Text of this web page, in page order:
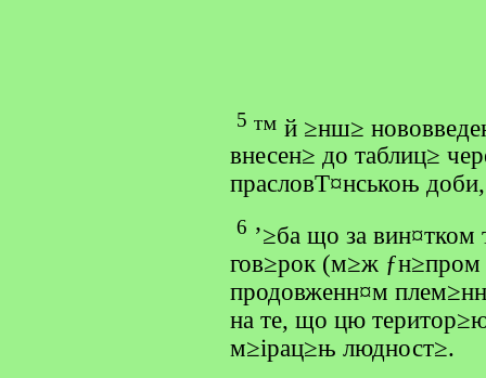
5 ™ й ≥нш≥
внесен≥ до таблиц≥
прасловТ¤нськоњ
6 ’≥ба що за вин¤тком
гов≥рок (м≥ж
продовженн¤м
на те, що цю
м≥ірац≥њ людност≥.